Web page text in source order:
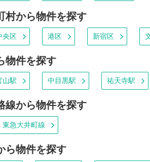
村から物件を探す
央区 港区 新宿区
物件を探す
山駅 中目黒駅 祐天寺駅
線から物件を探す
東急大井町線
ら物件を探す